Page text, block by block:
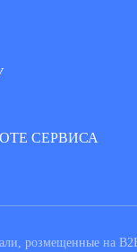
СЕРВИСА
розмещенные на